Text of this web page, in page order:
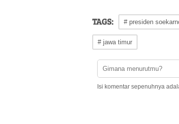
TAGS: # presiden
# jawa timur
Isi komentar sepenuhnya